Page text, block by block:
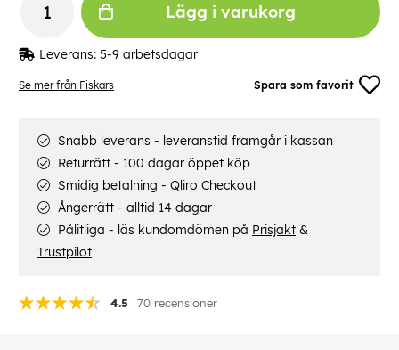
Se mer från Fiskars Spara som favorit
4.5 70 recensioner
Lägg i varukorg
Leverans: 5-9 arbetsdagar
Snabb leverans - leveranstid framgår i kassan
Returrätt - 100 dagar öppet köp
Smidig betalning - Qliro Checkout
Ångerrätt - alltid 14 dagar
Pålitliga - läs kundomdömen på Prisjakt &
Trustpilot